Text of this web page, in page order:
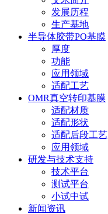
发展历程
生产基地
半导体胶带PO基膜
厚度
功能
应用领域
适配工艺
OMR真空转印基膜
适配材质
适配形状
适配后段工艺
应用领域
研发与技术支持
技术平台
测试平台
小试中试
新闻资讯